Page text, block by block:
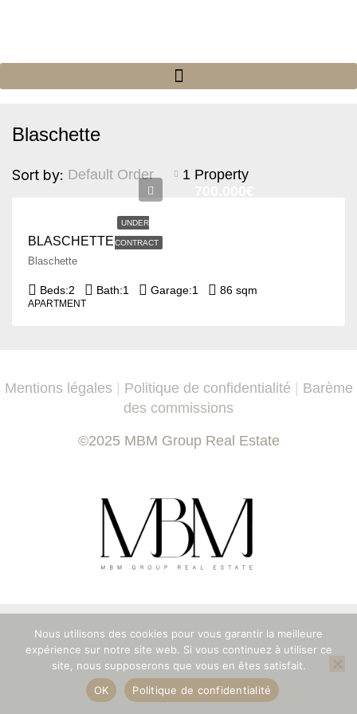
Blaschette
1 Property
Sort by: Default Order
UNDER
CONTRACT
BLASCHETTE
Blaschette
Beds:2 Bath:1 Garage:1 86 sqm
APARTMENT
Mentions légales| Politique de confidentialité
Barème
des commissions
©2025 MBM Group Real Estate
Nous utilisons des cookies pour vous garantir la meilleure
expérience sur notre site web. Si vous continuez à utiliser ce
site, nous supposerons que vous en êtes satisfait.
OK
Politique de confidentialité